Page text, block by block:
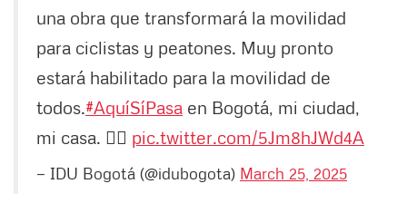
una obra que transformará la movilidad
para ciclistas y peatones. Muy pronto
estará habilitado para la movilidad de
todos.#AquíSíPasa en Bogotá, mi ciudad,
mi casa. 🚴‍♂️ pic.twitter.com/5Jm8hJWd4A
— IDU Bogotá (@idubogota) March 25, 2025